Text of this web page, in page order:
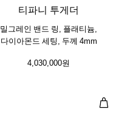
티파니 투게더
밀그레인 밴드 링, 플래티늄,
다이아몬드 세팅, 두께 4mm
4,030,000원
투